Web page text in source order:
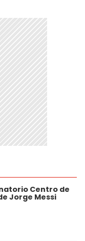
Centro de
Jorge Messi